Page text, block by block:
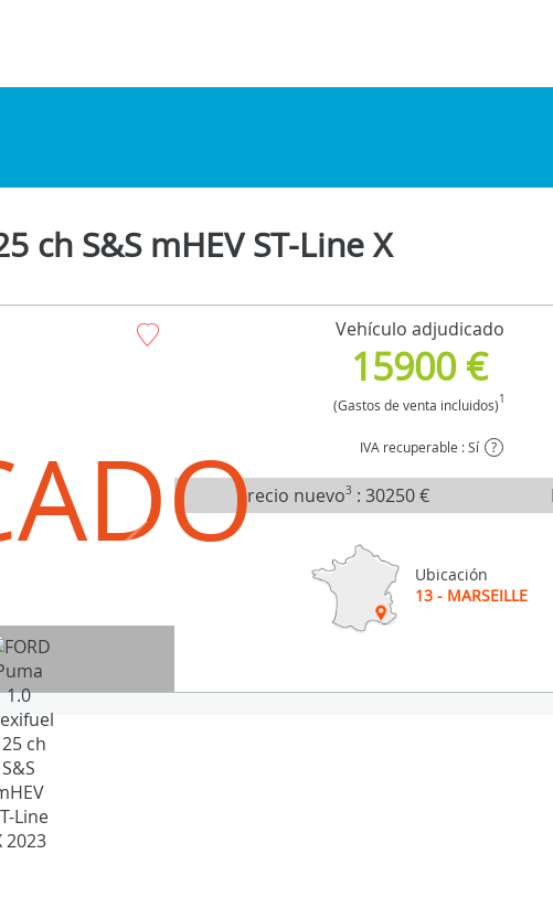
ch S&S mHEV ST-Line X
Vehículo adjudicado
15900 €
(Gastos de venta incluidos)1
IVA recuperable : Sí ?
Precio nuevo3 :30250 €
Ubicación
13 - MARSEILLE